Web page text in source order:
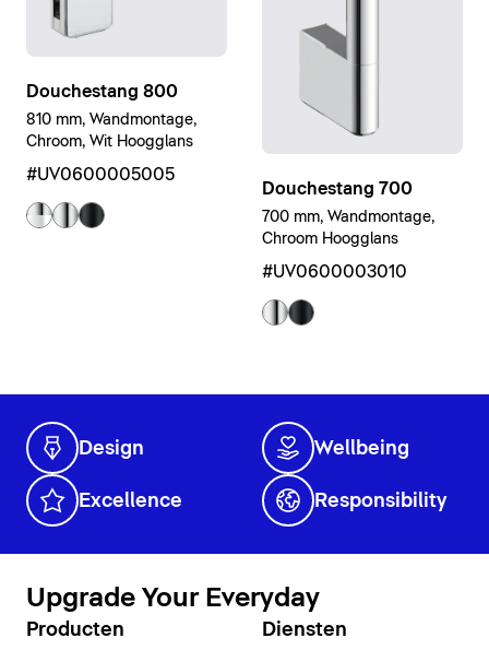
Douchestang 800
810 mm, Wandmontage,
Chroom, Wit Hoogglans
#UV0600005005
Douchestang 700
700 mm, Wandmontage,
Chroom Hoogglans
#UV0600003010
Design Wellbeing
Excellence Responsibility
Upgrade Your Everyday
Producten Diensten